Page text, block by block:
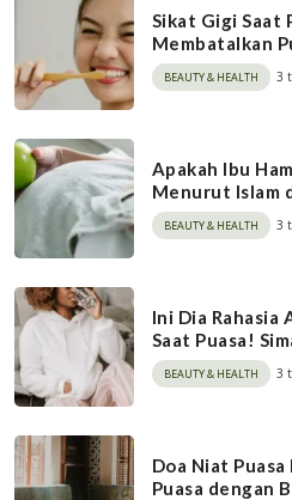
Sikat Gigi Saat
Membatalkan
BEAUTY & HEALTH 3
Apakah Ibu
Menurut Islam
BEAUTY & HEALTH 3
Ini Dia Rahasia
Saat Puasa!
BEAUTY & HEALTH 3
Doa Niat Puasa
Puasa dengan